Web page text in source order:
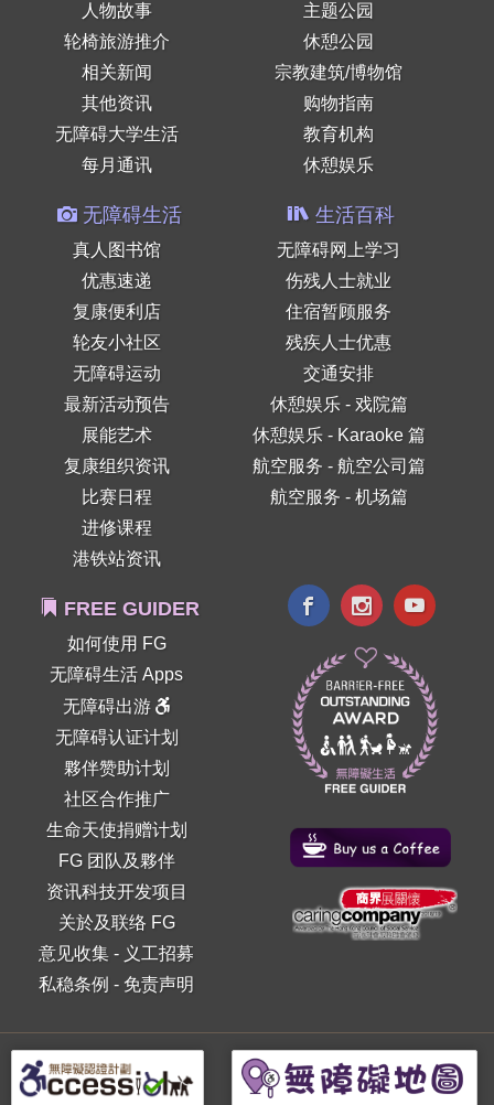
人物故事
轮椅旅游推介
相关新闻
其他资讯
无障碍大学生活
每月通讯
主题公园
休憩公园
宗教建筑/博物馆
购物指南
教育机构
休憩娱乐
无障碍生活
真人图书馆
优惠速递
复康便利店
轮友小社区
无障碍运动
最新活动预告
展能艺术
复康组织资讯
比赛日程
进修课程
港铁站资讯
生活百科
无障碍网上学习
伤残人士就业
住宿暂顾服务
残疾人士优惠
交通安排
休憩娱乐 - 戏院篇
休憩娱乐 - Karaoke 篇
航空服务 - 航空公司篇
航空服务 - 机场篇
FREE GUIDER
如何使用 FG
无障碍生活 Apps
无障碍出游
无障碍认证计划
夥伴赞助计划
社区合作推广
生命天使捐赠计划
FG 团队及夥伴
资讯科技开发项目
关於及联络 FG
意见收集 - 义工招募
私稳条例 - 免责声明